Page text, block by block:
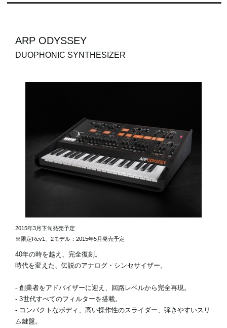
ARP ODYSSEY
DUOPHONIC SYNTHESIZER
2015年3月下旬発売予定
※限定Rev1、2モデル：2015年5月発売予定
40年の時を越え、完全復刻。
時代を変えた、伝説のアナログ・シンセサイザー。
- 創業者をアドバイザーに迎え、回路レベルから完全再現。
- 3世代すべてのフィルターを搭載。
- コンパクトなボディ、高い操作性のスライダー、弾きやすいスリ
ム鍵盤。